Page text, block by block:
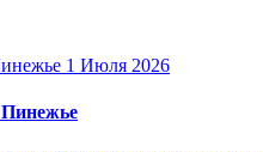
1 Июля 2026